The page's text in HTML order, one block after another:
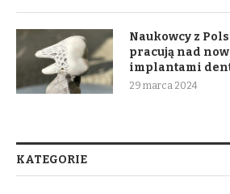
Naukowcy z
pracują nad
implantami
29 marca 2024
KATEGORIE